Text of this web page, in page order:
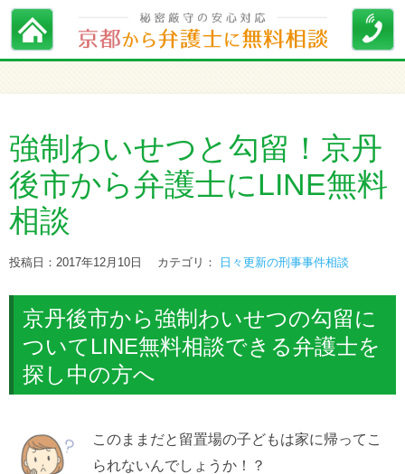
強制わいせつと勾留！京丹
後市から弁護士にLINE無料
相談
投稿日：2017年12月10日 カテゴリ： 日々更新の刑事事件相談
京丹後市から強制わいせつの勾留に
ついてLINE無料相談できる弁護士を
探し中の方へ
このままだと留置場の子どもは家に帰ってこ
られないんでしょうか！？